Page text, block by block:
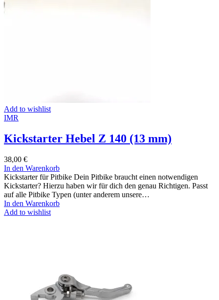
Add to wishlist
IMR
Kickstarter Hebel Z 140 (13 mm)
38,00 €
In den Warenkorb
Kickstarter für Pitbike Dein Pitbike braucht einen notwendigen
Kickstarter? Hierzu haben wir für dich den genau Richtigen. Passt
auf alle Pitbike Typen (unter anderem unsere…
In den Warenkorb
Add to wishlist